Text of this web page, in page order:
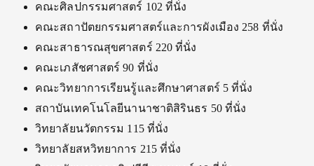
คณะศิลปกรรมศาสตร์ 102 ที่นั่ง
คณะสถาปัตยกรรมศาสตร์และการผังเมือง 258 ที่นั่ง
คณะสาธารณสุขศาสตร์ 220 ที่นั่ง
คณะเภสัชศาสตร์ 90 ที่นั่ง
คณะวิทยาการเรียนรู้และศึกษาศาสตร์ 5 ที่นั่ง
สถาบันเทคโนโลยีนานาชาติสิรินธร 50 ที่นั่ง
วิทยาลัยนวัตกรรม 115 ที่นั่ง
วิทยาลัยสหวิทยาการ 215 ที่นั่ง